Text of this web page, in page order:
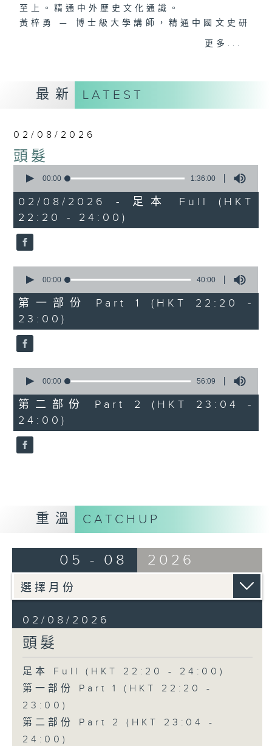
至上。精通中外歷史文化通識。
黃梓勇 — 博士級大學講師，精通中國文史研
究，熱愛運動和「阿美咔嘰」，資深貓奴。
— 海林、蘇奭、黃梓勇，同聽眾一齊打開腦
洞，由冷知識到社會現象，再由歷史事件到流
行文化，喺鬥「秀」場度展開一星期一次嘅腦
更多...
最新 LATEST
02/08/2026
頭髮
seconds
1
hour,
36
minutes,
0
seconds
00:00 1:36:00
02/08/2026 - 足本 Full (HKT
22:20 - 24:00)
seconds
40
minutes,
0
seconds
00:00 40:00
第一部份 Part 1 (HKT 22:20 -
23:00)
seconds
56
minutes,
9
seconds
00:00 56:09
第二部份 Part 2 (HKT 23:04 -
24:00)
重溫 CATCHUP
05 - 08 2026
02/08/2026
頭髮
足本 Full (HKT 22:20 - 24:00)
第一部份 Part 1 (HKT 22:20 -
23:00)
第二部份 Part 2 (HKT 23:04 -
24:00)